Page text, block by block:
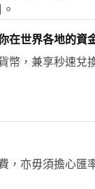
在世界各地的資
幣，兼享秒速兌
，亦毋須擔心匯